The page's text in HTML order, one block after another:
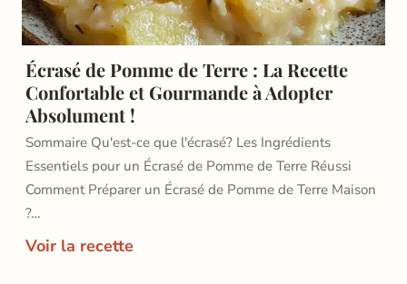
Écrasé de Pomme de Terre : La Recette
Confortable et Gourmande à Adopter
Absolument !
Sommaire Qu'est-ce que l'écrasé? Les Ingrédients
Essentiels pour un Écrasé de Pomme de Terre Réussi
Comment Préparer un Écrasé de Pomme de Terre Maison
?…
Voir la recette